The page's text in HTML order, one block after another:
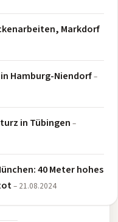
Markdorf
Hamburg-Niendorf–
in Tübingen–
40 Meter hohes
– 21.08.2024